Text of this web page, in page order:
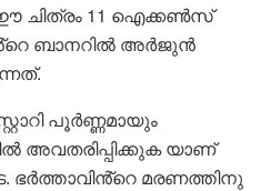
ചിത്രം 11 ഐക്കൺസ്
ബാനറിൽ അർജുൻ
പൂർണ്ണമായും
അവതരിപ്പിക്കുക യാണ്
മരണത്തിനു